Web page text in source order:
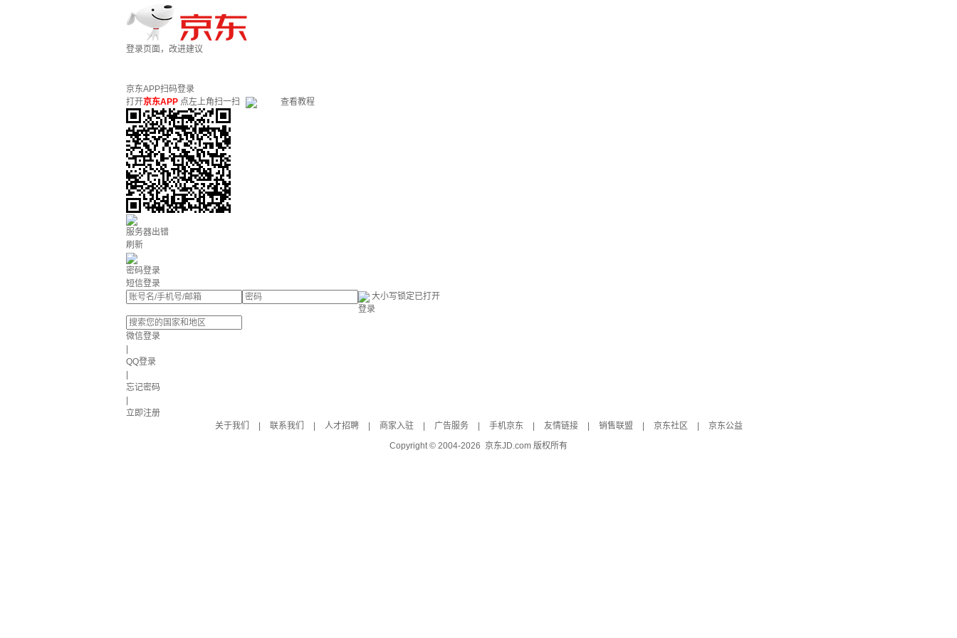
登录页面，改进建议
京东APP扫码登录
打开京东APP 点左上角扫一扫 查看教程
服务器出错
刷新
密码登录
短信登录
大小写锁定已打开
登录
微信登录
QQ登录
忘记密码
立即注册
关于我们
联系我们 人才招聘 商家入驻 广告服务 手机京东 友情链接 销售联盟 京东社区
京东公益
Copyright © 2004-2026 京东JD.com 版权所有